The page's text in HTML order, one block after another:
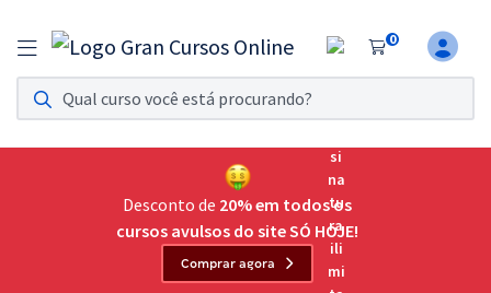
0
Assinatura Ilimitada 11
Acesso a todos os cursos. Teste grátis por 7 dias!
Assinatura OAB Até Passar
Acesso ilimitado a toda preparação para o Exame da
Residências Multiprofissionais
Desconto de 20% em todos os
cursos avulsos do site SÓ HOJE!
Comprar agora